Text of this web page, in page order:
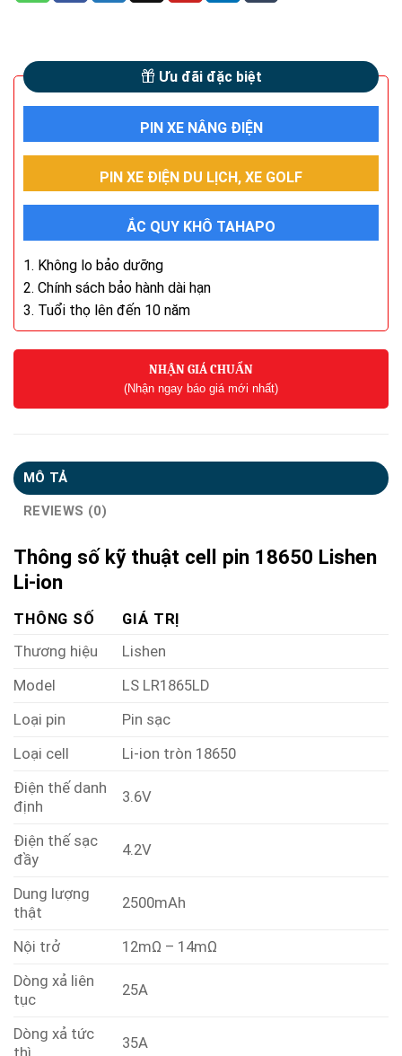
Ưu đãi đặc biệt
PIN XE NÂNG ĐIỆN
PIN XE ĐIỆN DU LỊCH, XE GOLF
ẮC QUY KHÔ TAHAPO
1. Không lo bảo dưỡng
2. Chính sách bảo hành dài hạn
3. Tuổi thọ lên đến 10 năm
NHẬN GIÁ CHUẨN
(Nhận ngay báo giá mới nhất)
MÔ TẢ
REVIEWS (0)
Thông số kỹ thuật cell pin 18650 Lishen
Li-ion
THÔNG SỐ
GIÁ TRỊ
Thương hiệu
Lishen
Model
LS LR1865LD
Loại pin
Pin sạc
Loại cell
Li-ion tròn 18650
Điện thế danh
định
3.6V
Điện thế sạc
đầy
4.2V
Dung lượng
thật
2500mAh
Nội trở
12mΩ – 14mΩ
Dòng xả liên
tục
25A
Dòng xả tức
35A